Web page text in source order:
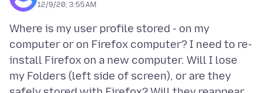
12/9/20, 3:55 AM
Where is my user profile stored - on my
computer or on Firefox computer? I need to re-
install Firefox on a new computer. Will I lose
my Folders (left side of screen), or are they